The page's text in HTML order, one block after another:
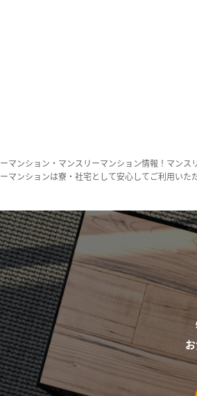
マンション・マンスリーマンション情報！マン
マンションは寮・社宅として安心してご利用いた